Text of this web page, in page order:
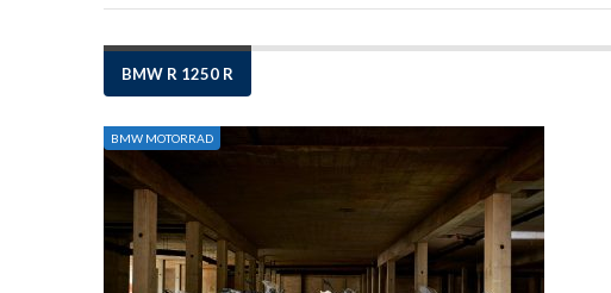
BMW R 1250 R
BMW MOTORRAD